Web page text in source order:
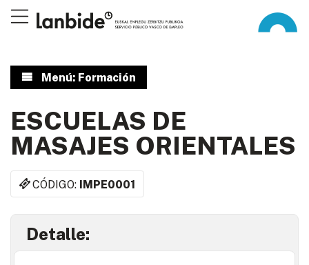
Menú: Formación
ESCUELAS DE
MASAJES ORIENTALES
CÓDIGO: IMPE0001
Detalle: